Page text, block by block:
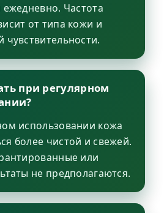
ежедневно. Частота
от типа кожи и
чувствительности.
при регулярном
использовании кожа
более чистой и свежей.
или
не предполагаются.